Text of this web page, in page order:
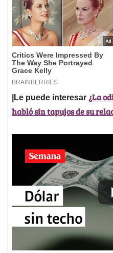
|Le puede interesar ¿La
habló sin tapujos de su